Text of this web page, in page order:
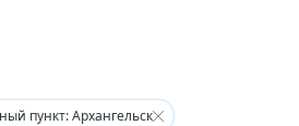
пункт: Архангельск